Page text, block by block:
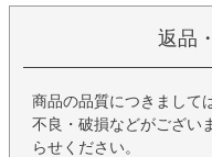
返品
商品の品質につきまして
不良・破損などがござい
らせください。